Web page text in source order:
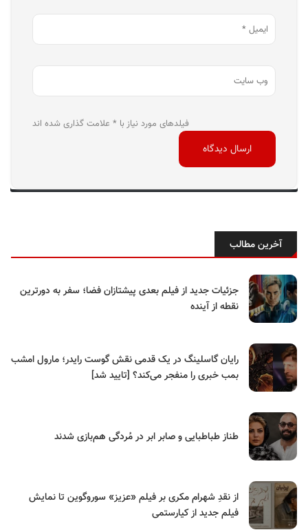
فیلدهای مورد نیاز با * علامت گذاری شده اند
آخرین مطالب
جزئیات جدید از فیلم بعدی پیشتازان فضا؛ سفر به دورترین
نقطه از آینده
رایان گاسلینگ در یک قدمی نقش گوست رایدر؛ مارول امشب
بمب خبری را منفجر می‌کند؟ [تایید شد]
طناز طباطبایی و صابر ابر در مُردگی هم‌بازی شدند
از نقدِ شهرام مکری بر فیلم «عزیز» سوروگوین تا نمایش
فیلم جدید از کیارستمی